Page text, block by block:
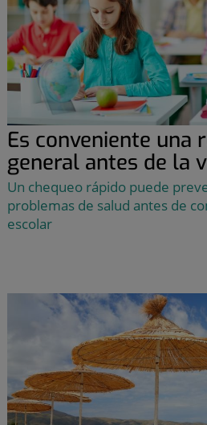
Es conveniente una
general antes de la
Un chequeo rápido puede
problemas de salud antes de
escolar